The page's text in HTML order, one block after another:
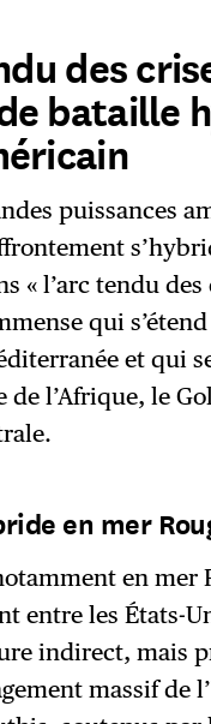
des
bataille
puissances
« l’arc tendu des
qui
et qui
de l’Afrique, le
en mer
en mer
entre les États-
indirect, mais
massif de